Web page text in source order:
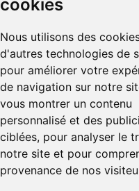
cookies
Nous utilisons des
d'autres technologies de
pour améliorer votre
de navigation sur notre
vous montrer un contenu
personnalisé et des
ciblées, pour analyser le
notre site et pour
provenance de nos
cookies
Nous utilisons des
d'autres technologies de
pour améliorer votre
de navigation sur notre
vous montrer un contenu
personnalisé et des
ciblées, pour analyser le
notre site et pour
provenance de nos
information)